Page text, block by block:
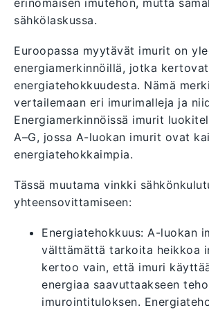
erinomaisen imutehon, mutta
sähkölaskussa.
Euroopassa myytävät imurit on
energiamerkinnöillä, jotka
energiatehokkuudesta. Nämä
vertailemaan eri imurimalleja ja
Energiamerkinnöissä imurit
A–G, jossa A-luokan imurit ovat
energiatehokkaimpia.
Tässä muutama vinkki
yhteensovittamiseen:
Energiatehokkuus: A-luokan
välttämättä tarkoita heikkoa
kertoo vain, että imuri
energiaa saavuttaakseen
imurointituloksen.